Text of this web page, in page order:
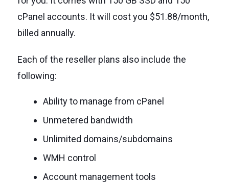
cPanel accounts. It will cost you $51.88/month,
billed annually.
Each of the reseller plans also include the
following:
Ability to manage from cPanel
Unmetered bandwidth
Unlimited domains/subdomains
WMH control
Account management tools